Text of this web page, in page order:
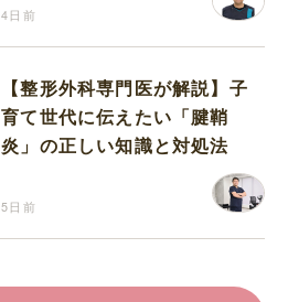
4日前
【整形外科専門医が解説】子
育て世代に伝えたい「腱鞘
炎」の正しい知識と対処法
5日前